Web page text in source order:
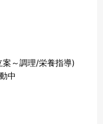
～調理/栄養指導)
中